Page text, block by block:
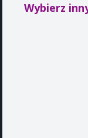
Wybierz